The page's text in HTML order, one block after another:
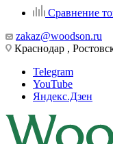
Сравнение
zakaz@woodson.ru
Краснодар ,
Telegram
YouTube
Яндекс.Дзен